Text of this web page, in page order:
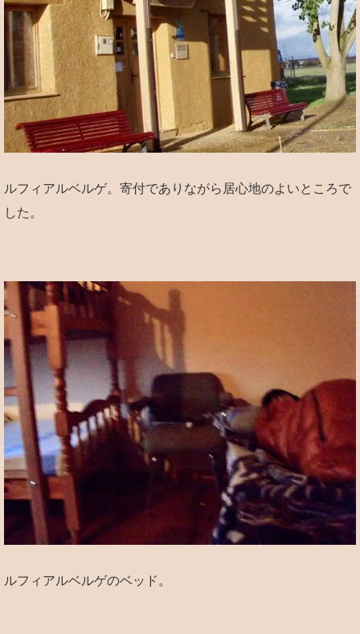
ルフィアルベルゲ。寄付でありながら居心地のよいところで
した。
ルフィアルベルゲのベッド。